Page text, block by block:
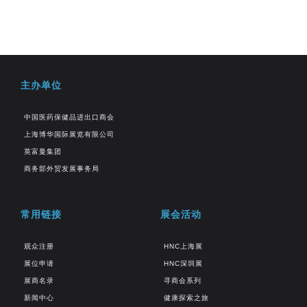
主办单位
中国医药保健品进出口商会
上海博华国际展览有限公司
英富曼集团
商务部外贸发展事务局
常用链接
观众注册
展位申请
展商名录
新闻中心
展会活动
HNC上海展
HNC深圳展
寻商会系列
健康探索之旅